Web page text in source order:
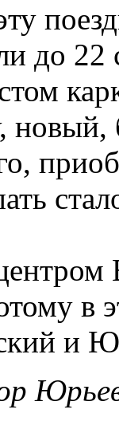
до 22
в
и